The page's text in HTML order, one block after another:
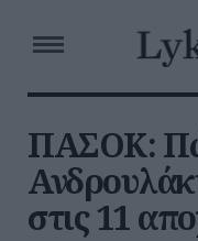
ΠΑΣΟΚ:
στις 11